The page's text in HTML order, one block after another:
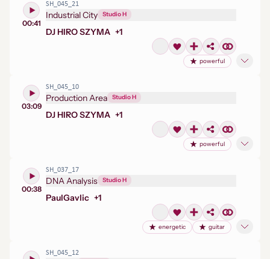
00:41
SH_045_21
Industrial City Studio H
DJ HIRO SZYMA +1
powerful
03:09
SH_045_10
Production Area Studio H
DJ HIRO SZYMA +1
powerful
00:38
SH_037_17
DNA Analysis Studio H
PaulGavlic +1
energetic guitar
SH_045_12